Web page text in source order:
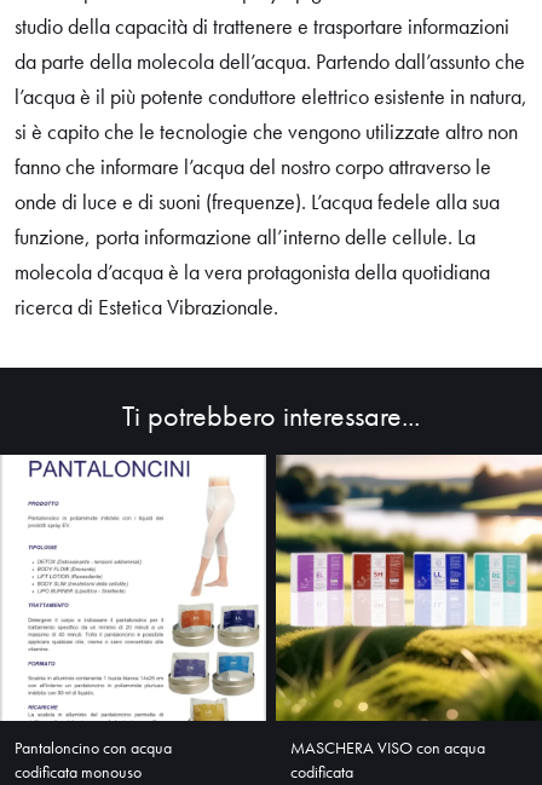
HOME
ABOUT
SHOP
studio della capacità di trattenere e trasportare informazioni
da parte della molecola dell’acqua. Partendo dall’assunto che
l’acqua è il più potente conduttore elettrico esistente in natura,
si è capito che le tecnologie che vengono utilizzate altro non
fanno che informare l’acqua del nostro corpo attraverso le
onde di luce e di suoni (frequenze). L’acqua fedele alla sua
funzione, porta informazione all’interno delle cellule. La
molecola d’acqua è la vera protagonista della quotidiana
ricerca di Estetica Vibrazionale.
Ti potrebbero interessare...
Pantaloncino con acqua
codificata monouso
MASCHERA VISO con acqua
codificata